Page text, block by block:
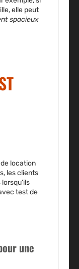
elle peut
spacieux
location
, les clients
test de
une